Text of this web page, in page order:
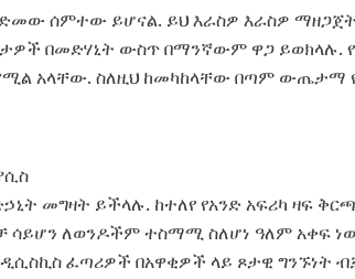
ሰምተው ይሆናል. ይህ እራስዎ እራስዎ
በመድሃኒት ውስጥ በማንኛውም ዋጋ
አላቸው. ስለዚህ ከመካከላቸው በጣም ውጤታማ
መግዛት ይችላሉ. ከተለየ የአንድ አፍሪካ ዛፍ
ሳይሆን ለወንዶችም ተስማሚ ስለሆነ ዓለም አቀፍ
ፈጣሪዎች በአዋቂዎች ላይ ጾታዊ ግንኙነት